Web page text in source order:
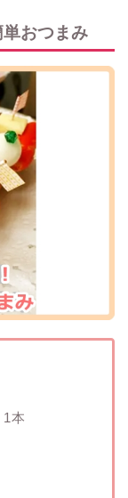
おつまみ
本